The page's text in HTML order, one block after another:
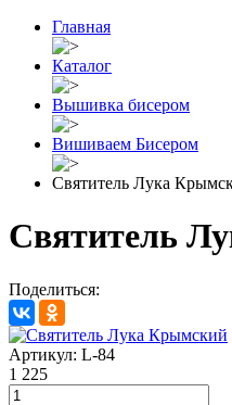
Главная
Каталог
Вышивка бисером
Вишиваем Бисером
Святитель Лука
Святитель
Поделиться:
Артикул: L-84
1 225